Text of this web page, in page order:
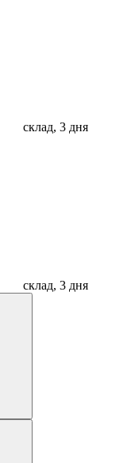
склад, 3 дня
склад, 3 дня